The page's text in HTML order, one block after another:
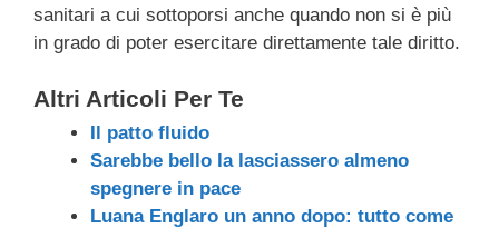
sanitari a cui sottoporsi anche quando non si è più
in grado di poter esercitare direttamente tale diritto.
Altri Articoli Per Te
Il patto fluido
Sarebbe bello la lasciassero almeno
spegnere in pace
Luana Englaro un anno dopo: tutto come